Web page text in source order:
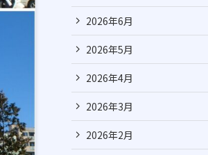
2026年6月
2026年5月
2026年4月
2026年3月
2026年2月